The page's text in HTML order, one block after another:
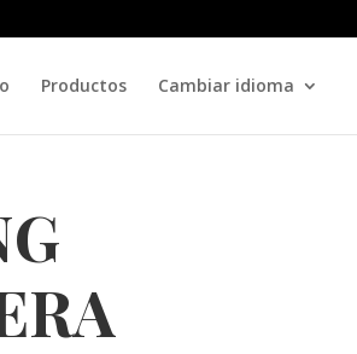
Productos Cambiar idioma